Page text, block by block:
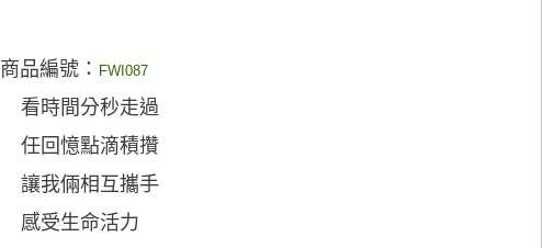
商品編號： FWI087
看時間分秒走過
任回憶點滴積攢
讓我倆相互攜手
感受生命活力